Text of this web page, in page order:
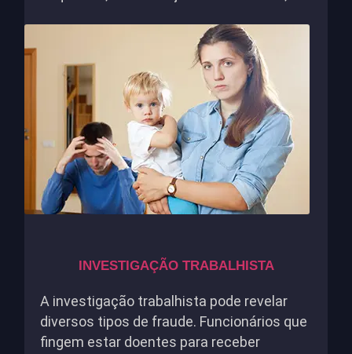
INVESTIGAÇÃO TRABALHISTA
A investigação trabalhista pode revelar
diversos tipos de fraude. Funcionários que
fingem estar doentes para receber